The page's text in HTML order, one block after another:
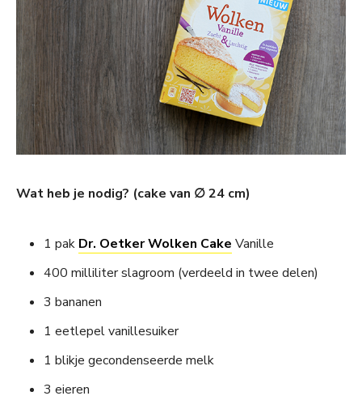
Wat heb je nodig? (cake van ∅ 24 cm)
1 pak Dr. Oetker Wolken Cake Vanille
400 milliliter slagroom (verdeeld in twee delen)
3 bananen
1 eetlepel vanillesuiker
1 blikje gecondenseerde melk
3 eieren